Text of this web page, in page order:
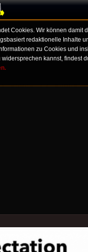
Cookies. Wir können damit
redaktionelle Inhalte
zu Cookies und
kannst, findest